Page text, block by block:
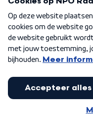
Algemene voorwaarden